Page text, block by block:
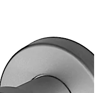
avec dispositif anti-
65 mm, aluminium poli